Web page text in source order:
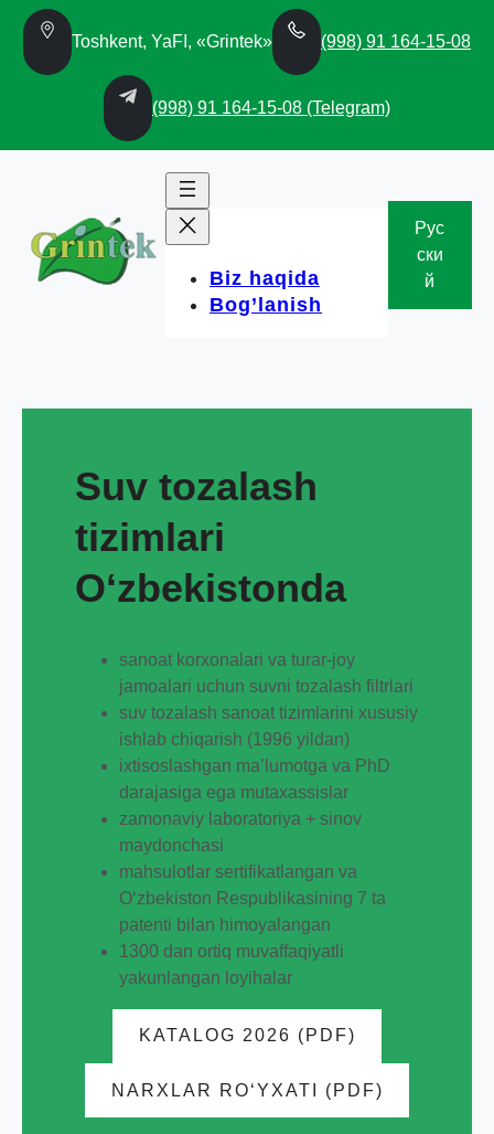
Skip
content
Toshkent, YaFI, «Grintek» (998) 91 164-15-08
(998) 91 164-15-08 (Telegram)
Biz haqida
Bog’lanish
Рус
ски
й
Suv tozalash
tizimlari
Oʻzbekistonda
sanoat korxonalari va turar-joy
jamoalari uchun suvni tozalash filtrlari
suv tozalash sanoat tizimlarini xususiy
ishlab chiqarish (1996 yildan)
ixtisoslashgan ma’lumotga va PhD
darajasiga ega mutaxassislar
zamonaviy laboratoriya + sinov
maydonchasi
mahsulotlar sertifikatlangan va
O‘zbekiston Respublikasining 7 ta
patenti bilan himoyalangan
1300 dan ortiq muvaffaqiyatli
yakunlangan loyihalar
KATALOG 2026 (PDF)
NARXLAR ROʻYXATI (PDF)